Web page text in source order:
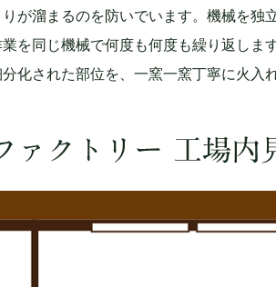
が溜まるのを防いでいます。機械を
を同じ機械で何度も何度も繰り返し
化された部位を、一窯一窯丁寧に火入